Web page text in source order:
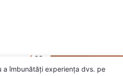
a îmbunătăți experiența dvs. pe
lei
92
în
stoc